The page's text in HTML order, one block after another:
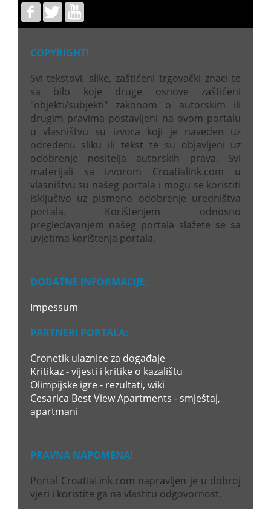
COPYRIGHT!
Svi tekstovi, slike, zaštićeni trgovački znaci te
sa bilo koje druge osnove zaštićeni
"objekti/subjekti" zakonom o autorskim ili
drugim pravima postavljeni na ovom portalu
u vlasništvu su izvora koji je naveden uz
određenu sliku ili tekst te su objavljeni uz
odobrenje nositelja autorskih prava. Svi
materijali sa izvorom Croatialink.com u
vlasništvu su našeg portala i mogu se koristiti
isključivo uz pismeno odobrenje uredništva
portala. Korištenjem odnosno
pregledavanjem našeg portala slažete se sa
uvjetima korištenja portala.
DODATNE INFORMACIJE:
Impessum
PARTNERI PORTALA:
Cronetik ulaznice za događaje
Kritikaz - vijesti i kritike o kazalištu
Olimpijske igre - rezultati, wiki
Cesarica Best View Apartments - smještaj,
apartmani
PRAVNA NAPOMENA!
Portal CroatiaLink.com napravljen je u dobroj
vjeri i koristite ga na vlastitu odgovornost.